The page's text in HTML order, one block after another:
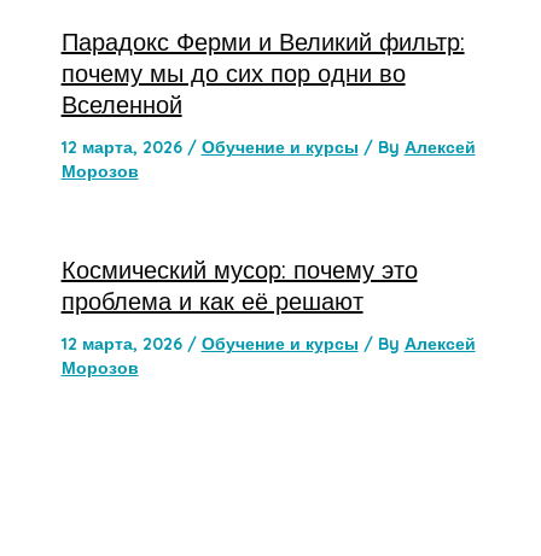
Парадокс Ферми и Великий фильтр:
почему мы до сих пор одни во
Вселенной
12 марта, 2026 / Обучение и курсы / By Алексей
Морозов
Космический мусор: почему это
проблема и как её решают
12 марта, 2026 / Обучение и курсы / By Алексей
Морозов